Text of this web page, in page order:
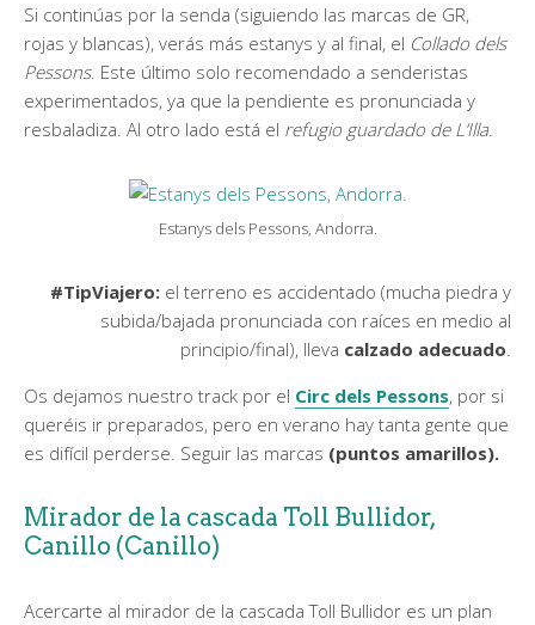
Si continúas por la senda (siguiendo las marcas de GR,
rojas y blancas), verás más estanys y al final, el Collado dels
Pessons. Este último solo recomendado a senderistas
experimentados, ya que la pendiente es pronunciada y
resbaladiza. Al otro lado está el refugio guardado de L’Illa.
Estanys dels Pessons, Andorra.
#TipViajero: el terreno es accidentado (mucha piedra y
subida/bajada pronunciada con raíces en medio al
principio/final), lleva calzado adecuado
Os dejamos nuestro track por el Circ dels Pessons, por si
queréis ir preparados, pero en verano hay tanta gente que
es difícil perderse. Seguir las marcas (puntos amarillos).
Mirador de la cascada Toll Bullidor,
Canillo (Canillo)
Acercarte al mirador de la cascada Toll Bullidor es un plan